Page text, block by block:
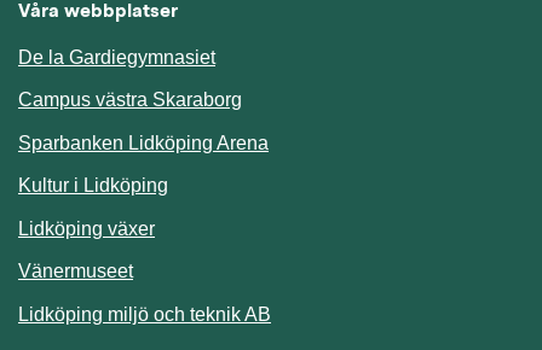
Våra webbplatser
De la Gardiegymnasiet
Campus västra Skaraborg
Sparbanken Lidköping Arena
Kultur i Lidköping
Lidköping växer
Vänermuseet
Lidköping miljö och teknik AB